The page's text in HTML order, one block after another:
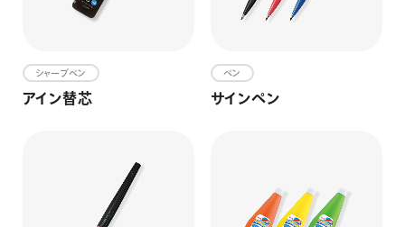
シャープペン
アイン替芯
ペン
サインペン